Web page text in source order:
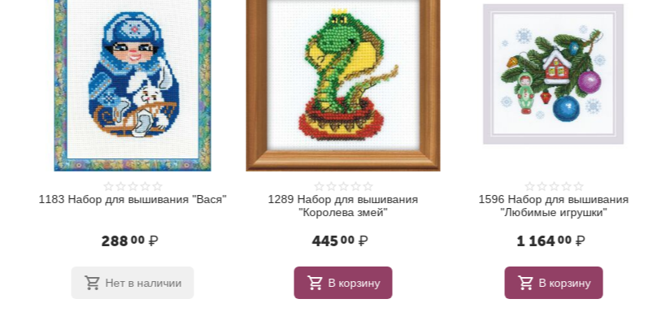
1183 Набор для вышивания "Вася"
28800 ₽
Нет в наличии
1289 Набор для вышивания
"Королева змей"
44500 ₽
В корзину
1596 Набор для вышивания
"Любимые игрушки"
1 16400 ₽
В корзину